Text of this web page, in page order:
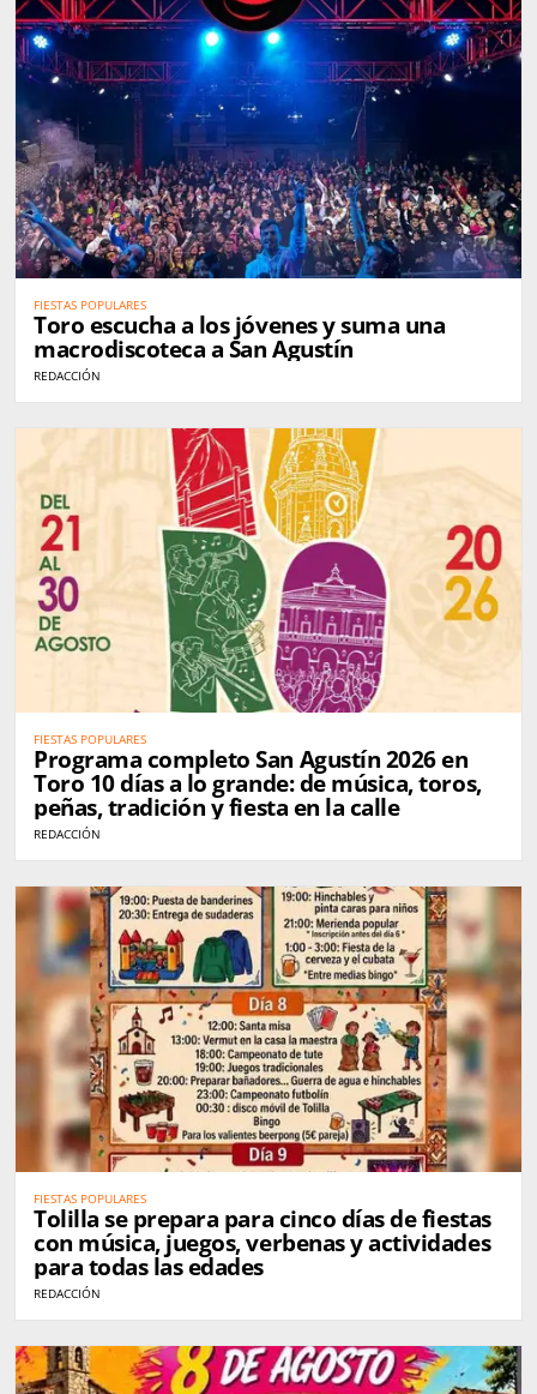
FIESTAS POPULARES
Toro escucha a los jóvenes y suma una
macrodiscoteca a San Agustín
REDACCIÓN
FIESTAS POPULARES
Programa completo San Agustín 2026 en
Toro 10 días a lo grande: de música, toros,
peñas, tradición y fiesta en la calle
REDACCIÓN
FIESTAS POPULARES
Tolilla se prepara para cinco días de fiestas
con música, juegos, verbenas y actividades
para todas las edades
REDACCIÓN